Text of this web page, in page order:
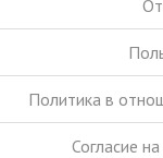
Политика в
Согласие